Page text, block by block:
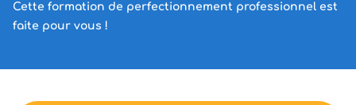
Cette formation de perfectionnement professionnel est
faite pour vous !